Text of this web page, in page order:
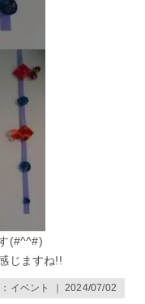
(#^^#)
じますね!!
イベント ｜ 2024/07/02